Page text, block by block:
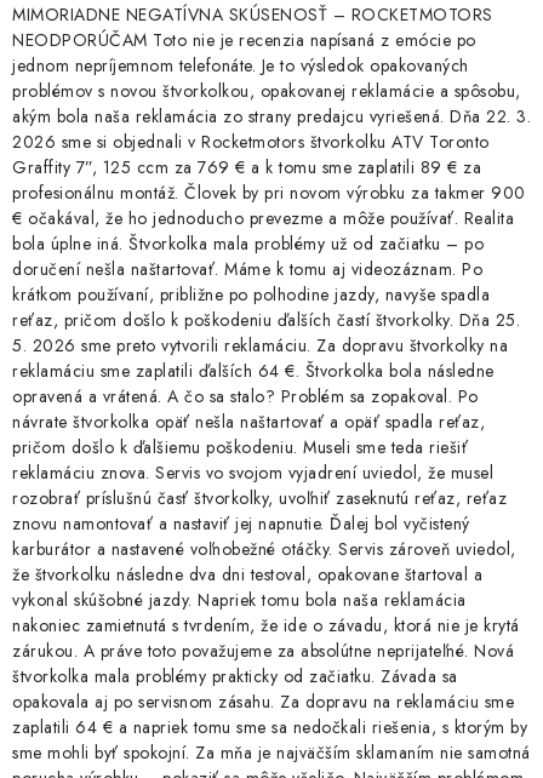
MIMORIADNE NEGATÍVNA SKÚSENOSŤ – ROCKETMOTORS
NEODPORÚČAM Toto nie je recenzia napísaná z emócie po
jednom nepríjemnom telefonáte. Je to výsledok opakovaných
problémov s novou štvorkolkou, opakovanej reklamácie a spôsobu,
akým bola naša reklamácia zo strany predajcu vyriešená. Dňa 22. 3.
2026 sme si objednali v Rocketmotors štvorkolku ATV Toronto
Graffity 7”, 125 ccm za 769 € a k tomu sme zaplatili 89 € za
profesionálnu montáž. Človek by pri novom výrobku za takmer 900
€ očakával, že ho jednoducho prevezme a môže používať. Realita
bola úplne iná. Štvorkolka mala problémy už od začiatku – po
doručení nešla naštartovať. Máme k tomu aj videozáznam. Po
krátkom používaní, približne po polhodine jazdy, navyše spadla
reťaz, pričom došlo k poškodeniu ďalších častí štvorkolky. Dňa 25.
5. 2026 sme preto vytvorili reklamáciu. Za dopravu štvorkolky na
reklamáciu sme zaplatili ďalších 64 €. Štvorkolka bola následne
opravená a vrátená. A čo sa stalo? Problém sa zopakoval. Po
návrate štvorkolka opäť nešla naštartovať a opäť spadla reťaz,
pričom došlo k ďalšiemu poškodeniu. Museli sme teda riešiť
reklamáciu znova. Servis vo svojom vyjadrení uviedol, že musel
rozobrať príslušnú časť štvorkolky, uvoľniť zaseknutú reťaz, reťaz
znovu namontovať a nastaviť jej napnutie. Ďalej bol vyčistený
karburátor a nastavené voľnobežné otáčky. Servis zároveň uviedol,
že štvorkolku následne dva dni testoval, opakovane štartoval a
vykonal skúšobné jazdy. Napriek tomu bola naša reklamácia
nakoniec zamietnutá s tvrdením, že ide o závadu, ktorá nie je krytá
zárukou. A práve toto považujeme za absolútne neprijateľné. Nová
štvorkolka mala problémy prakticky od začiatku. Závada sa
opakovala aj po servisnom zásahu. Za dopravu na reklamáciu sme
zaplatili 64 € a napriek tomu sme sa nedočkali riešenia, s ktorým by
sme mohli byť spokojní. Za mňa je najväčším sklamaním nie samotná